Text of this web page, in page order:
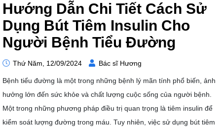
Hướng Dẫn Chi Tiết Cách Sử
Dụng Bút Tiêm Insulin Cho
Người Bệnh Tiểu Đường
Thứ Năm, 12/09/2024 Bác sĩ Hương
Bệnh tiểu đường là một trong những bệnh lý mãn tính phổ biến, ảnh
hưởng lớn đến sức khỏe và chất lượng cuộc sống của người bệnh.
Một trong những phương pháp điều trị quan trọng là tiêm insulin để
kiểm soát lượng đường trong máu. Tuy nhiên, việc sử dụng bút tiêm